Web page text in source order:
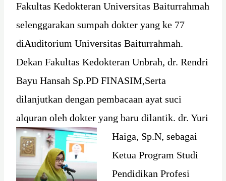
Fakultas Kedokteran Universitas Baiturrahmah
selenggarakan sumpah dokter yang ke 77
diAuditorium Universitas Baiturrahmah.
Dekan Fakultas Kedokteran Unbrah, dr. Rendri
Bayu Hansah Sp.PD FINASIM,Serta
dilanjutkan dengan pembacaan ayat suci
alquran oleh dokter yangbaru dilantik. dr. Yuri
Haiga, Sp.N, sebagai
Ketua Program Studi
Pendidikan Profesi